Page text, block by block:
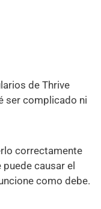
de Thrive
ser complicado ni
correctamente
causar el
como debe.